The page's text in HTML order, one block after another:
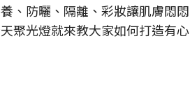
、防曬、隔離、彩妝讓肌膚悶悶
聚光燈就來教大家如何打造有心